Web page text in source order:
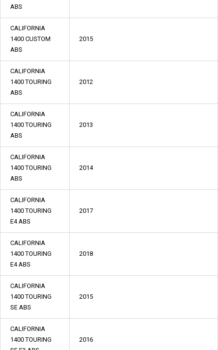
ABS
CALIFORNIA
1400 CUSTOM
ABS
2015
CALIFORNIA
1400 TOURING
ABS
2012
CALIFORNIA
1400 TOURING
ABS
2013
CALIFORNIA
1400 TOURING
ABS
2014
CALIFORNIA
1400 TOURING
E4 ABS
2017
CALIFORNIA
1400 TOURING
E4 ABS
2018
CALIFORNIA
1400 TOURING
SE ABS
2015
CALIFORNIA
1400 TOURING
2016